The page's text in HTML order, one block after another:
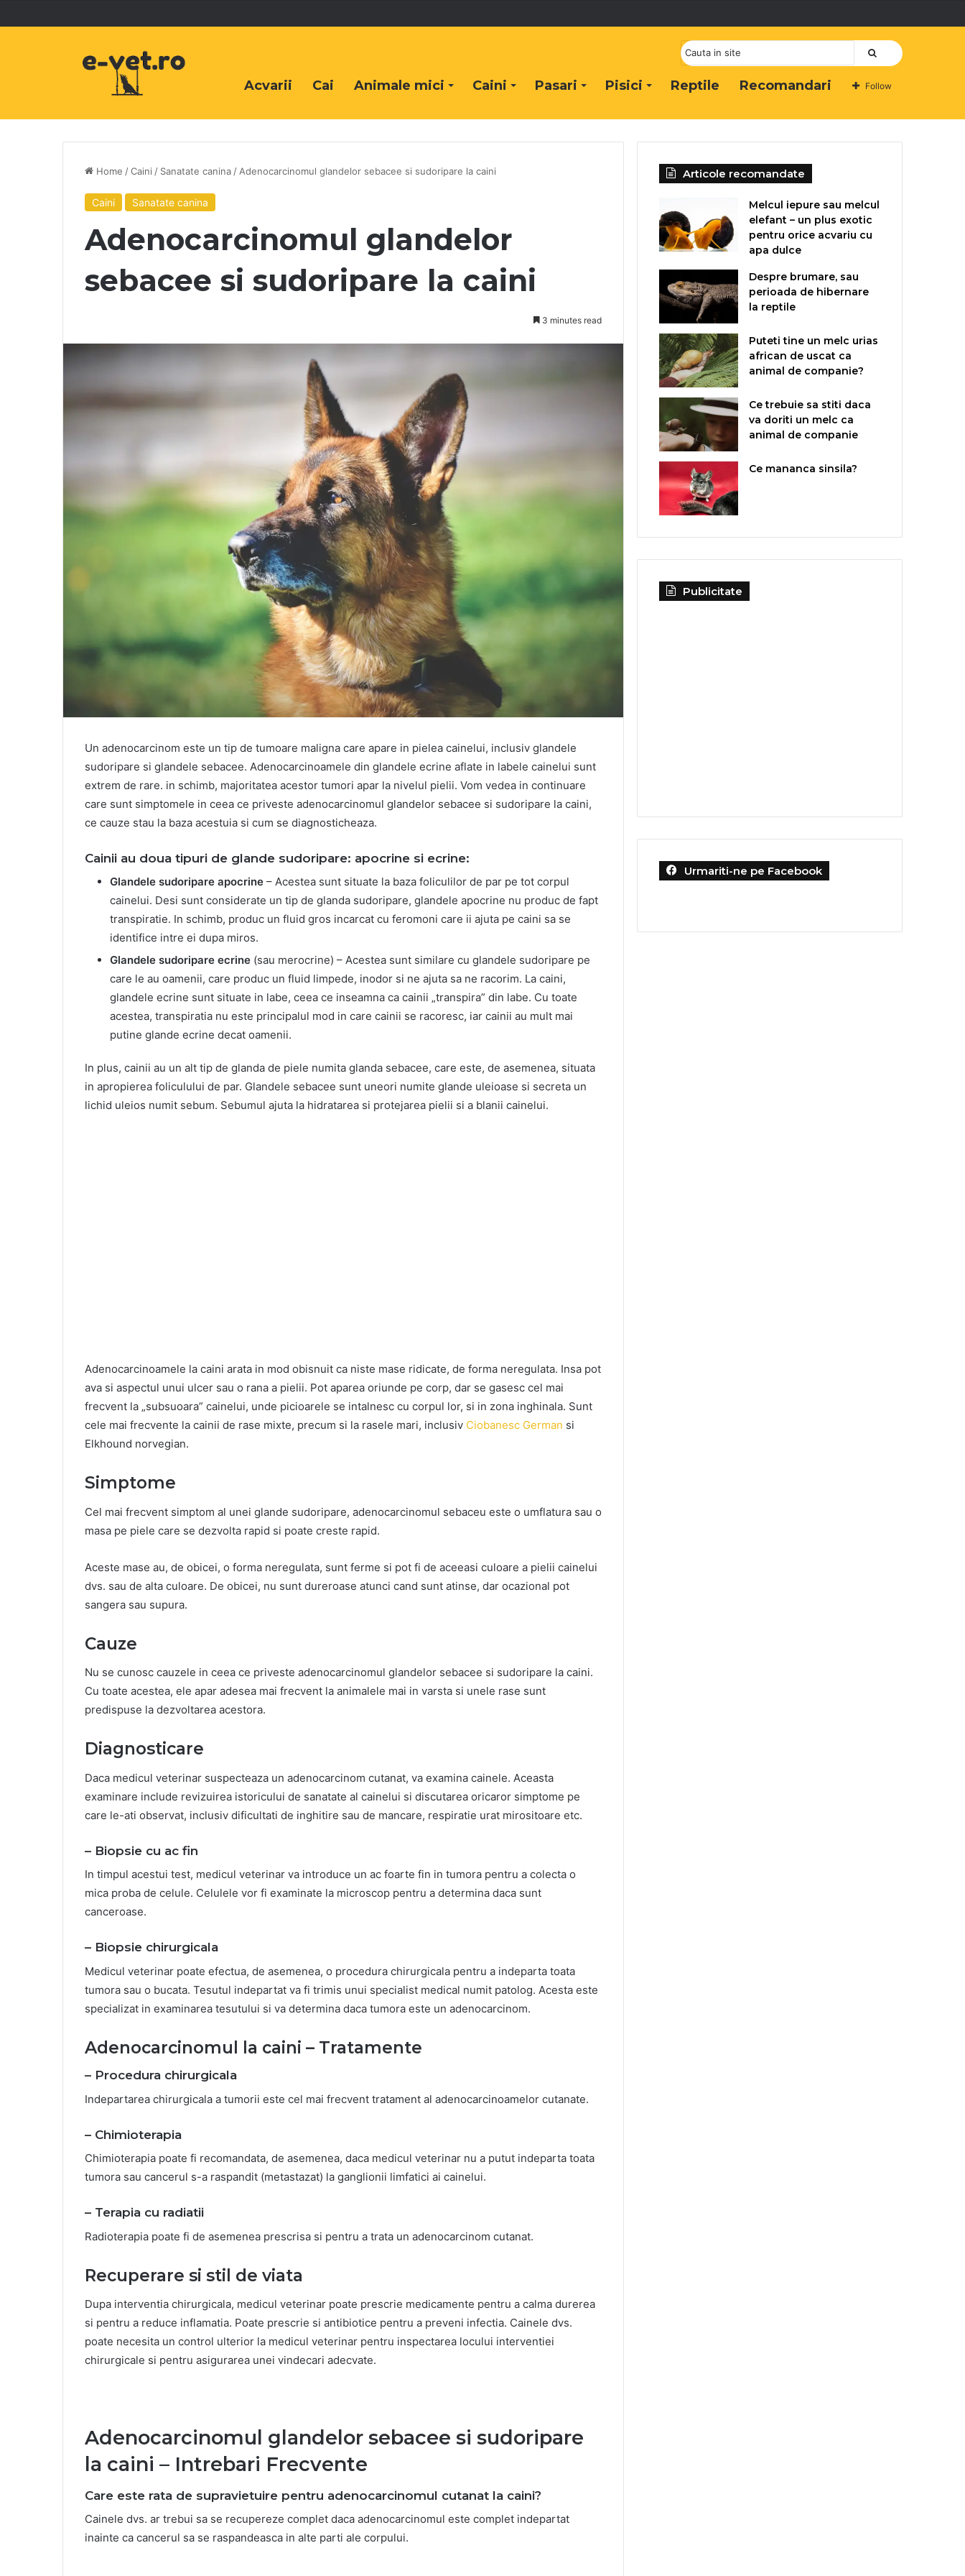
Cauta
Acvarii Cai Animale mici Caini Pasari Pisici Reptile Recomandari Follow
Home /Caini / Sanatate canina / Adenocarcinomul glandelor sebacee si sudoripare la caini
Caini Sanatate canina
Adenocarcinomul glandelor
sebacee si sudoripare la caini
3 minutes read
Un adenocarcinom este un tip de tumoare maligna care apare in pielea cainelui, inclusiv glandele
sudoripare si glandele sebacee. Adenocarcinoamele din glandele ecrine aflate in labele cainelui sunt
extrem de rare. in schimb, majoritatea acestor tumori apar la nivelul pielii. Vom vedea in continuare
care sunt simptomele in ceea ce priveste adenocarcinomul glandelor sebacee si sudoripare la caini,
ce cauze stau la baza acestuia si cum se diagnosticheaza.
Cainii au doua tipuri de glande sudoripare: apocrine si ecrine:
Glandele sudoripare apocrine – Acestea sunt situate la baza foliculilor de par pe tot corpul
cainelui. Desi sunt considerate un tip de glanda sudoripare, glandele apocrine nu produc de fapt
transpiratie. In schimb, produc un fluid gros incarcat cu feromoni care ii ajuta pe caini sa se
identifice intre ei dupa miros.
Glandele sudoripare ecrine (sau merocrine) – Acestea sunt similare cu glandele sudoripare pe
care le au oamenii, care produc un fluid limpede, inodor si ne ajuta sa ne racorim. La caini,
glandele ecrine sunt situate in labe, ceea ce inseamna ca cainii „transpira” din labe. Cu toate
acestea, transpiratia nu este principalul mod in care cainii se racoresc, iar cainii au mult mai
putine glande ecrine decat oamenii.
In plus, cainii au un alt tip de glanda de piele numita glanda sebacee, care este, de asemenea, situata
in apropierea foliculului de par. Glandele sebacee sunt uneori numite glande uleioase si secreta un
lichid uleios numit sebum. Sebumul ajuta la hidratarea si protejarea pielii si a blanii cainelui.
Adenocarcinoamele la caini arata in mod obisnuit ca niste mase ridicate, de forma neregulata. Insa pot
ava si aspectul unui ulcer sau o rana a pielii. Pot aparea oriunde pe corp, dar se gasesc cel mai
frecvent la „subsuoara” cainelui, unde picioarele se intalnesc cu corpul lor, si in zona inghinala. Sunt
cele mai frecvente la cainii de rase mixte, precum si la rasele mari, inclusiv Ciobanesc German si
Elkhound norvegian.
Simptome
Cel mai frecvent simptom al unei glande sudoripare, adenocarcinomul sebaceu este o umflatura sau o
masa pe piele care se dezvolta rapid si poate creste rapid.
Aceste mase au, de obicei, o forma neregulata, sunt ferme si pot fi de aceeasi culoare a pielii cainelui
dvs. sau de alta culoare. De obicei, nu sunt dureroase atunci cand sunt atinse, dar ocazional pot
sangera sau supura.
Cauze
Nu se cunosc cauzele in ceea ce priveste adenocarcinomul glandelor sebacee si sudoripare la caini.
Cu toate acestea, ele apar adesea mai frecvent la animalele mai in varsta si unele rase sunt
predispuse la dezvoltarea acestora.
Diagnosticare
Daca medicul veterinar suspecteaza un adenocarcinom cutanat, va examina cainele. Aceasta
examinare include revizuirea istoricului de sanatate al cainelui si discutarea oricaror simptome pe
care le-ati observat, inclusiv dificultati de inghitire sau de mancare, respiratie urat mirositoare etc.
– Biopsie cu ac fin
In timpul acestui test, medicul veterinar va introduce un ac foarte fin in tumora pentru a colecta o
mica proba de celule. Celulele vor fi examinate la microscop pentru a determina daca sunt
canceroase.
– Biopsie chirurgicala
Medicul veterinar poate efectua, de asemenea, o procedura chirurgicala pentru a indeparta toata
tumora sau o bucata. Tesutul indepartat va fi trimis unui specialist medical numit patolog. Acesta este
specializat in examinarea tesutului si va determina daca tumora este un adenocarcinom.
Adenocarcinomul la caini – Tratamente
– Procedura chirurgicala
Indepartarea chirurgicala a tumorii este cel mai frecvent tratament al adenocarcinoamelor cutanate.
– Chimioterapia
Chimioterapia poate fi recomandata, de asemenea, daca medicul veterinar nu a putut indeparta toata
tumora sau cancerul s-a raspandit (metastazat) la ganglionii limfatici ai cainelui.
– Terapia cu radiatii
Radioterapia poate fi de asemenea prescrisa si pentru a trata un adenocarcinom cutanat.
Recuperare si stil de viata
Dupa interventia chirurgicala, medicul veterinar poate prescrie medicamente pentru a calma durerea
si pentru a reduce inflamatia. Poate prescrie si antibiotice pentru a preveni infectia. Cainele dvs.
poate necesita un control ulterior la medicul veterinar pentru inspectarea locului interventiei
chirurgicale si pentru asigurarea unei vindecari adecvate.
Adenocarcinomul glandelor sebacee si sudoripare
la caini – Intrebari Frecvente
Care este rata de supravietuire pentru adenocarcinomul cutanat la caini?
Cainele dvs. ar trebui sa se recupereze complet daca adenocarcinomul este complet indepartat
inainte ca cancerul sa se raspandeasca in alte parti ale corpului.
Articole recomandate
Melcul iepure sau melcul
elefant – un plus exotic
pentru orice acvariu cu
apa dulce
Despre brumare, sau
perioada de hibernare
la reptile
Puteti tine un melc urias
african de uscat ca
animal de companie?
Ce trebuie sa stiti daca
va doriti un melc ca
animal de companie
Ce mananca sinsila?
Publicitate
Urmariti-ne pe Facebook